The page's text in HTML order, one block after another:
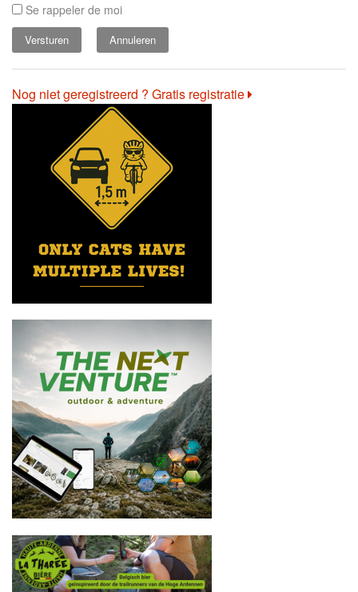
Se rappeler de moi
Annuleren
Nog niet geregistreerd ? Gratis registratie